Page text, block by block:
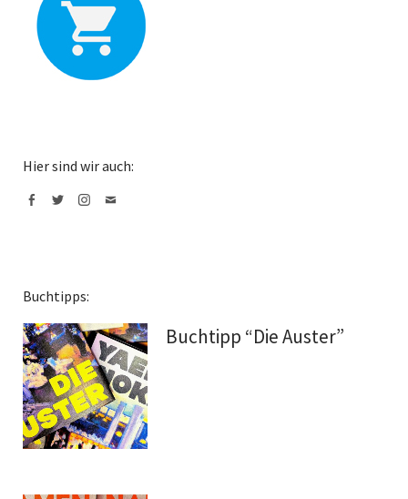
Hier sind wir auch:
Buchtipps:
Buchtipp “Die Auster”